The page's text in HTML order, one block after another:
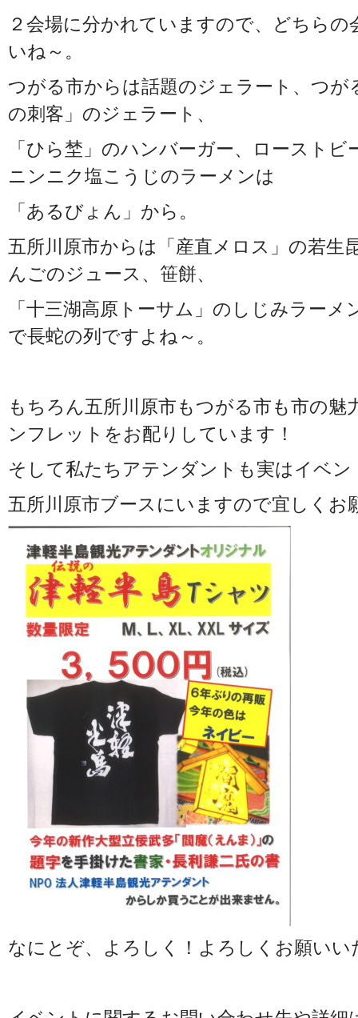
２会場に分かれていますので、どちら
いね～。
つがる市からは話題のジェラート、つが
の刺客」のジェラート、
「ひら埜」のハンバーガー、ロースト
ニンニク塩こうじのラーメンは
「あるびょん」から。
五所川原市からは「産直メロス」の若生
んごのジュース、笹餅、
「十三湖高原トーサム」のしじみラー
で長蛇の列ですよね～。
もちろん五所川原市もつがる市も市の
ンフレットをお配りしています！
そして私たちアテンダントも実はイベ
五所川原市ブースにいますので宜しくお
なにとぞ、よろしく！よろしくお願いい